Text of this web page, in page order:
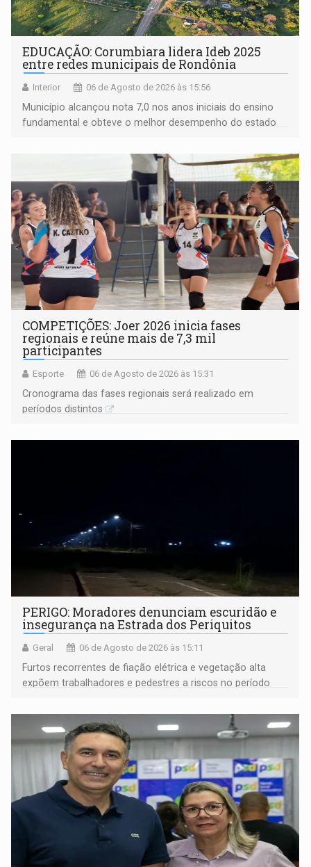
EDUCAÇÃO: Corumbiara lidera Ideb 2025
entre redes municipais de Rondônia
Interior 06 de Agosto de 2026 às 15:56
Município alcançou nota 7,0 nos anos iniciais do ensino
fundamental e obteve o melhor desempenho do estado
COMPETIÇÕES: Joer 2026 inicia fases
regionais e reúne mais de 7,3 mil
participantes
Esporte 06 de Agosto de 2026 às 15:31
Cronograma das fases regionais será realizado em
períodos distintos
PERIGO: Moradores denunciam escuridão e
insegurança na Estrada dos Periquitos
Geral 06 de Agosto de 2026 às 15:11
Furtos recorrentes de fiação elétrica e vegetação alta
expõem trabalhadores e pedestres a riscos no período